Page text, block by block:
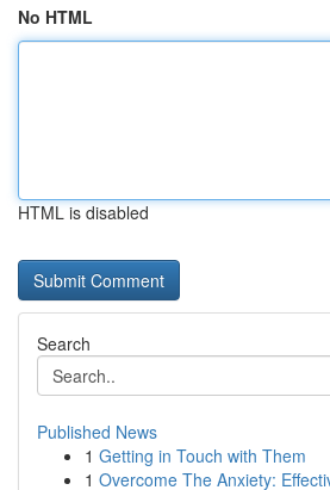
No HTML
HTML is disabled
Search
Published News
1 Getting in Touch with Them
1 Overcome The Anxiety: